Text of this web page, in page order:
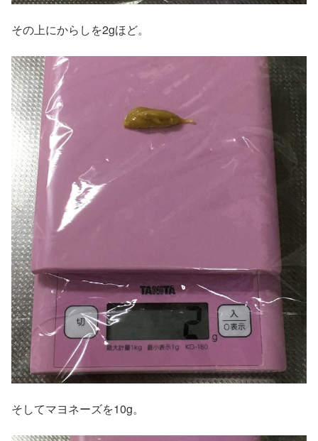
その上にからしを2gほど。
そしてマヨネーズを10g。